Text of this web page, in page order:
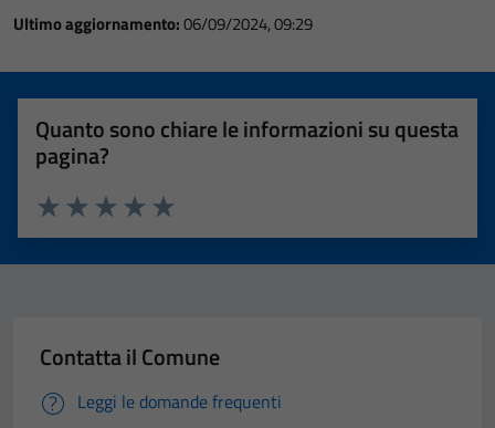
Ultimo aggiornamento:06/09/2024, 09:29
Quanto sono chiare le informazioni su questa
pagina?
Valuta 5 stelle su 5
Valuta 4 stelle su 5
Valuta 3 stelle su 5
Valuta 2 stelle su 5
Valuta 1 stelle su 5
Contatta il Comune
Leggi le domande frequenti